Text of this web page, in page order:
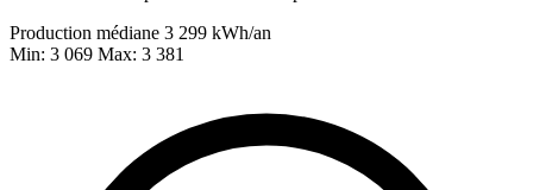
Production médiane 3 299 kWh/an
Min: 3 069 Max: 3 381